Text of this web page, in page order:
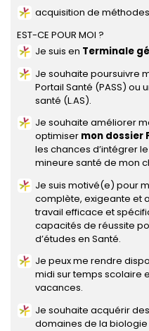
acquisition de
EST-CE POUR MOI ?
Je suis en Terminale
Je souhaite poursuivre
Portail Santé (PASS) ou
santé (L.AS).
Je souhaite améliorer
optimiser mon dossier
les chances d’intégrer
mineure santé de mon
Je suis motivé(e) pour
complète, exigeante et
travail efficace et
capacités de réussite
d’études en Santé.
Je peux me rendre
midi sur temps scolaire
vacances.
Je souhaite acquérir
domaines de la